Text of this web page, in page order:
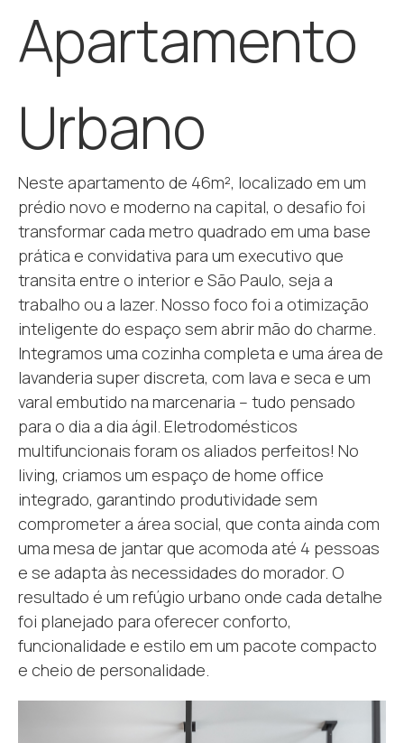
Apartamento
Urbano
Neste apartamento de 46m², localizado em um
prédio novo e moderno na capital, o desafio foi
transformar cada metro quadrado em uma base
prática e convidativa para um executivo que
transita entre o interior e São Paulo, seja a
trabalho ou a lazer. Nosso foco foi a otimização
inteligente do espaço sem abrir mão do charme.
Integramos uma cozinha completa e uma área de
lavanderia super discreta, com lava e seca e um
varal embutido na marcenaria – tudo pensado
para o dia a dia ágil. Eletrodomésticos
multifuncionais foram os aliados perfeitos! No
living, criamos um espaço de home office
integrado, garantindo produtividade sem
comprometer a área social, que conta ainda com
uma mesa de jantar que acomoda até 4 pessoas
e se adapta às necessidades do morador. O
resultado é um refúgio urbano onde cada detalhe
foi planejado para oferecer conforto,
funcionalidade e estilo em um pacote compacto
e cheio de personalidade.